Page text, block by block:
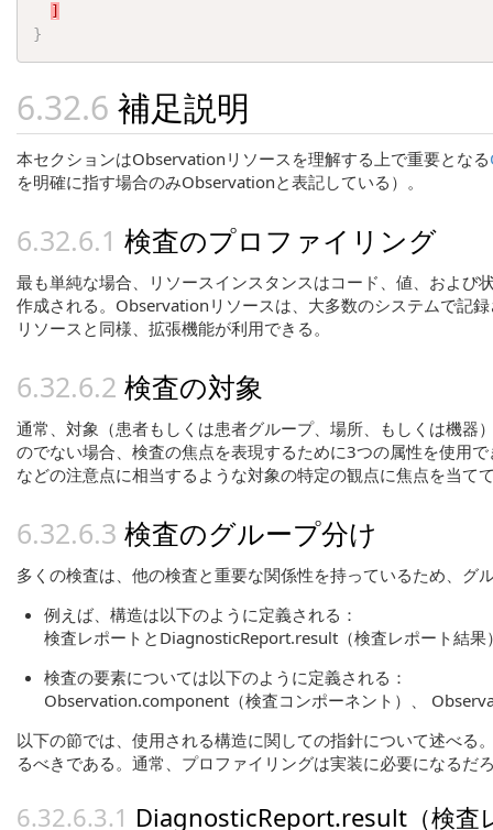
]
}
補足説明
本セクションはObservationリソースを理解する上で重要となる
を明確に指す場合のみObservationと表記している）。
検査のプロファイリング
最も単純な場合、リソースインスタンスはコード、値、およ
作成される。Observationリソースは、大多数のシステムで記
リソースと同様、拡張機能が利用できる。
検査の対象
通常、対象（患者もしくは患者グループ、場所、もしくは機
のでない場合、検査の焦点を表現するために3つの属性を使用
などの注意点に相当するような対象の特定の観点に焦点を当て
検査のグループ分け
多くの検査は、他の検査と重要な関係性を持っているため、グ
例えば、構造は以下のように定義される：
検査レポートとDiagnosticReport.result（検査レポート結果
検査の要素については以下のように定義される：
Observation.component（検査コンポーネント）、
以下の節では、使用される構造に関しての指針について述べ
るべきである。通常、プロファイリングは実装に必要になるだ
DiagnosticReport.result（検査